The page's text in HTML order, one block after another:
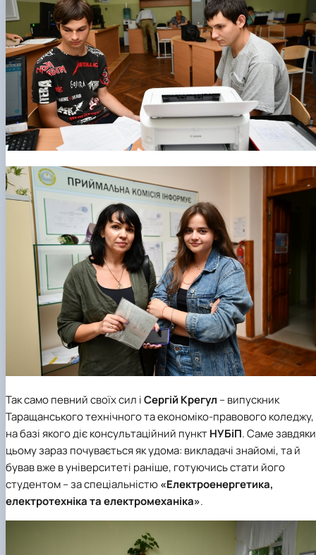
Так само певний своїх сил іСергій Крегул – випускник
Таращанського технічного та економіко-правового коледжу,
на базі якого діє консультаційний пунктНУБіП. Саме завдяки
цьому зараз почувається як удома: викладачі знайомі, та й
бував вже в університеті раніше, готуючись стати його
студентом – за спеціальністю«Електроенергетика,
електротехніка та електромеханіка».